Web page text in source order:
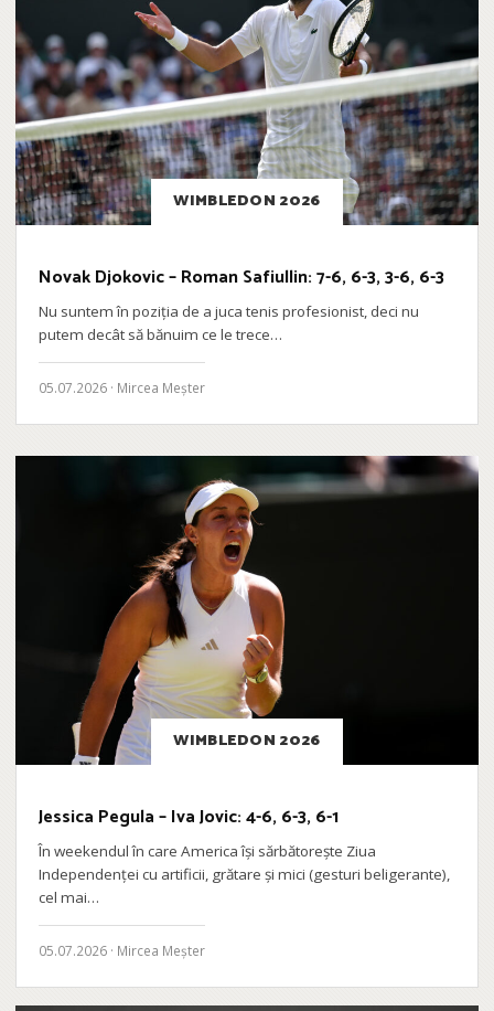
WIMBLEDON 2026
Novak Djokovic – Roman Safiullin: 7-6, 6-3, 3-6, 6-3
Nu suntem în poziția de a juca tenis profesionist, deci nu
putem decât să bănuim ce le trece…
05.07.2026 · Mircea Meșter
WIMBLEDON 2026
Jessica Pegula – Iva Jovic: 4-6, 6-3, 6-1
În weekendul în care America își sărbătorește Ziua
Independenței cu artificii, grătare și mici (gesturi beligerante),
cel mai…
05.07.2026 · Mircea Meșter